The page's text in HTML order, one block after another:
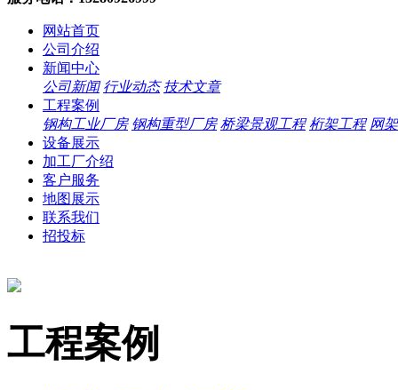
网站首页
公司介绍
新闻中心
公司新闻 行业动态 技术文章
工程案例
钢构工业厂房 钢构重型厂房 桥梁景观工程 桁架工程 网
设备展示
加工厂介绍
客户服务
地图展示
联系我们
招投标
工程案例